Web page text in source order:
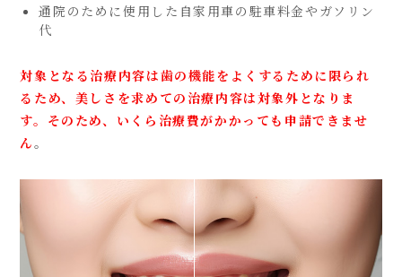
通院のために使用した自家用車の駐車料金やガソリン
代
対象となる治療内容は歯の機能をよくするために限られ
るため、美しさを求めての治療内容は対象外となりま
す。そのため、いくら治療費がかかっても申請できませ
ん。